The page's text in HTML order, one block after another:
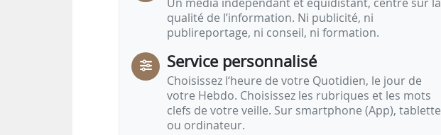
qualité de l’information. Ni publicité, ni
publireportage, ni conseil, ni formation.
Service personnalisé
Choisissez l‘heure de votre Quotidien, le jour de
votre Hebdo. Choisissez les rubriques et les mots
clefs de votre veille. Sur smartphone (App), tablette
ou ordinateur.